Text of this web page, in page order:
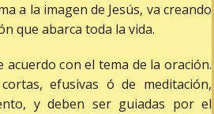
a la imagen de Jesús, va creando
que abarca toda la vida.
acuerdo con el tema de la oración.
efusivas ó de meditación,
y deben ser guiadas por el